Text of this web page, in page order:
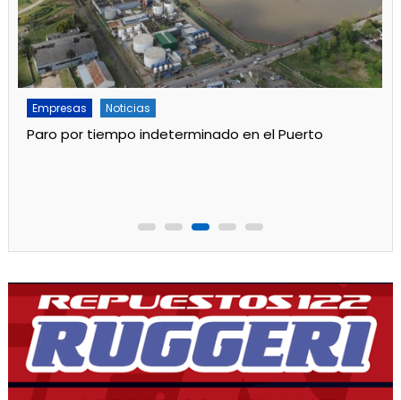
Empresas Noticias
Por mejoras en el servicio cortan el agua de 11 a 15